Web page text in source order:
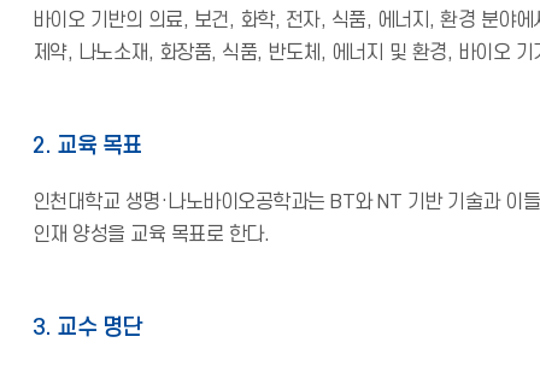
바이오 기반의 의료, 보건, 화학, 전자, 식품, 에너지, 환경 분야
제약, 나노소재, 화장품, 식품, 반도체, 에너지 및 환경, 바이오
2. 교육 목표
인천대학교 생명·나노바이오공학과는 BT와 NT 기반 기술과
인재 양성을 교육 목표로 한다.
3. 교수 명단